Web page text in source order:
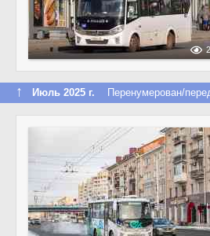
↑ Июль 2025 г. Перенумерован/